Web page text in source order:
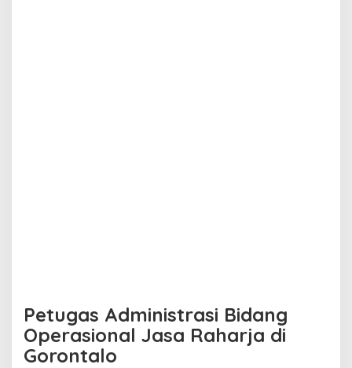
Petugas Administrasi Bidang
Operasional Jasa Raharja di
Gorontalo